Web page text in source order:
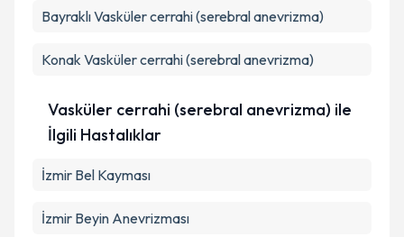
BayraklıVasküler cerrahi (serebral anevrizma)
Konak Vasküler cerrahi (serebral anevrizma)
Vasküler cerrahi (serebral anevrizma) ile
İlgili Hastalıklar
İzmir Bel Kayması
İzmir Beyin Anevrizması